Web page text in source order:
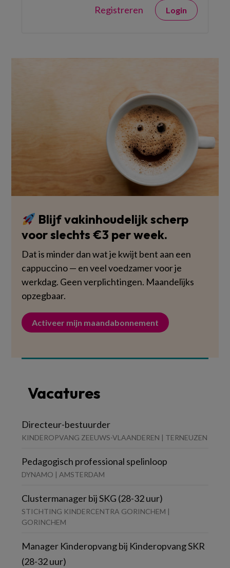
Registreren Login
Blijf vakinhoudelijk scherp
voor slechts €3 per week.
Dat is minder dan wat je kwijt bent aan een
cappuccino — en veel voedzamer voor je
werkdag. Geen verplichtingen. Maandelijks
opzegbaar.
Activeer mijn maandabonnement
Vacatures
Directeur-bestuurder
KINDEROPVANG ZEEUWS-VLAANDEREN | TERNEUZEN
Pedagogisch professional spelinloop
DYNAMO | AMSTERDAM
Clustermanager bij SKG (28-32 uur)
STICHTING KINDERCENTRA GORINCHEM |
GORINCHEM
Manager Kinderopvang bij Kinderopvang SKR
(28-32 uur)